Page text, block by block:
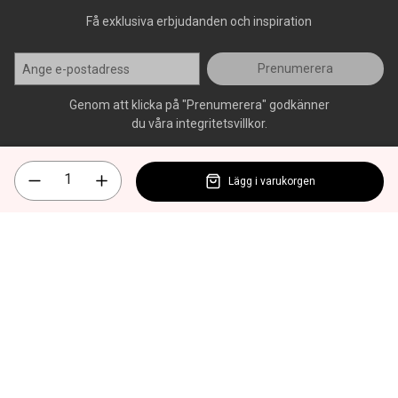
Få exklusiva erbjudanden och inspiration
Prenumerera
Genom att klicka på "Prenumerera" godkänner
du våra integritetsvillkor.
Lägg i varukorgen